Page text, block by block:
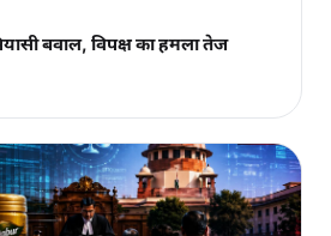
बवाल, विपक्ष का हमला तेज